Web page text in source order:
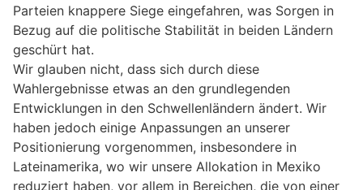
Parteien knappere Siege eingefahren, was Sorgen in
Bezug auf die politische Stabilität in beiden Ländern
geschürt hat.
Wir glauben nicht, dass sich durch diese
Wahlergebnisse etwas an den grundlegenden
Entwicklungen in den Schwellenländern ändert. Wir
haben jedoch einige Anpassungen an unserer
Positionierung vorgenommen, insbesondere in
Lateinamerika, wo wir unsere Allokation in Mexiko
reduziert haben, vor allem in Bereichen, die von einer